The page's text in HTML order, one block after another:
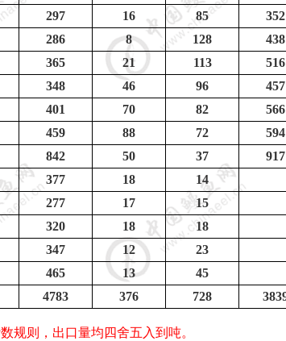
297 16 85 352
286 8 128 438
365 21 113 516
348 46 96 457
401 70 82 566
459 88 72 594
842 50 37 917
377 18
14
277 17
15
320 18
18
347 12
23
465 13
45
4783 376 728
规则，出口量均四舍五入到吨。